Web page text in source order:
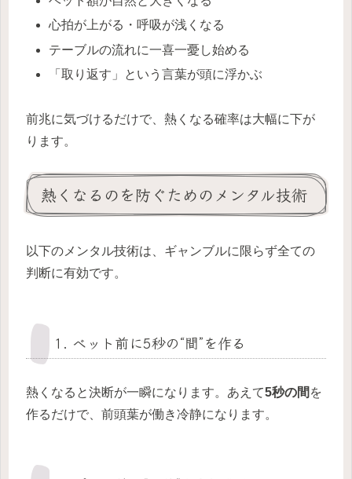
心拍が上がる・呼吸が浅くなる
テーブルの流れに一喜一憂し始める
「取り返す」という言葉が頭に浮かぶ
前兆に気づけるだけで、熱くなる確率は大幅に下が
ります。
熱くなるのを防ぐためのメンタル技術
以下のメンタル技術は、ギャンブルに限らず全ての
判断に有効です。
1. ベット前に5秒の“間”を作る
熱くなると決断が一瞬になります。あえて5秒の間 を
作るだけで、前頭葉が働き冷静になります。